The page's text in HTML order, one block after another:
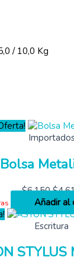
/ 10,0 Kg
Bolsa
$6,150 $
Añadir al
Escritura
STYLUS